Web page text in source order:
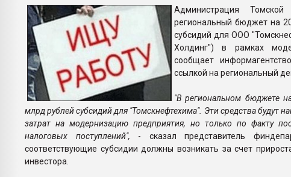
Администрация
региональный бюджет на
субсидий для ООО
Холдинг") в рамках
сообщает
ссылкой на региональный
"В региональном бюджете
млрд рублей субсидий для "Томскнефтехима". Эти средства будут
затрат на модернизацию предприятия, но только по факту
налоговых поступлений", - сказал представитель
соответствующие субсидии должны возникать за счет
инвестора.